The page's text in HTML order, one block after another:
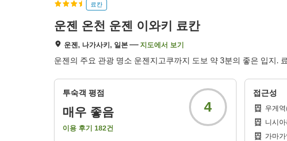
료칸
운젠 온천 운젠 이와키 료칸
운젠, 나가사키, 일본 지도에서 보기
운젠의 주요 관광 명소 운젠지고쿠까지 도보 약 3분의 좋은 입지.
투숙객 평점
매우 좋음
이용 후기 182건
4
접근성
우게
니시
가마가